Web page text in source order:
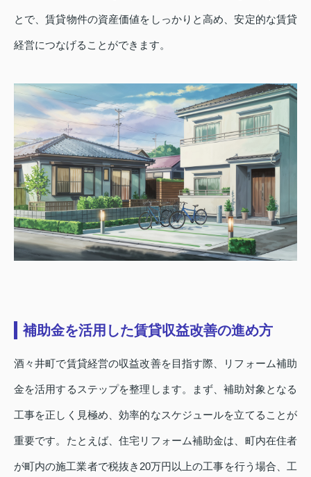
とで、賃貸物件の資産価値をしっかりと高め、安定的な賃貸
経営につなげることができます。
補助金を活用した賃貸収益改善の進め方
酒々井町で賃貸経営の収益改善を目指す際、リフォーム補助
金を活用するステップを整理します。まず、補助対象となる
工事を正しく見極め、効率的なスケジュールを立てることが
重要です。たとえば、住宅リフォーム補助金は、町内在住者
が町内の施工業者で税抜き20万円以上の工事を行う場合、工